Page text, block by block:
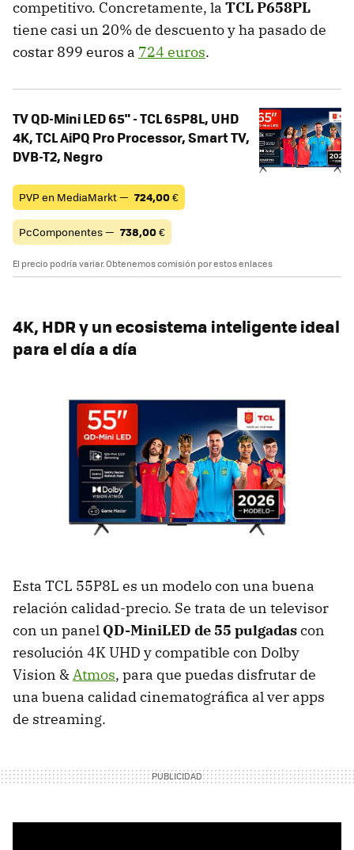
competitivo. Concretamente, la TCL P658PL
tiene casi un 20% de descuento y ha pasado de
costar 899 euros a 724 euros.
TV QD-Mini LED 65" - TCL 65P8L, UHD
4K, TCL AiPQ Pro Processor, Smart TV,
DVB-T2, Negro
PVP en MediaMarkt — 724,00€
PcComponentes — 738,00€
El precio podría variar. Obtenemos comisión por estos enlaces
4K, HDR y un ecosistema inteligente ideal
para el día a día
Esta TCL 55P8L es un modelo con una buena
relación calidad-precio. Se trata de un televisor
con un panel QD-MiniLED de 55 pulgadascon
resolución 4K UHD y compatible con Dolby
Vision &Atmos, para que puedas disfrutar de
una buena calidad cinematográfica al ver apps
de streaming.